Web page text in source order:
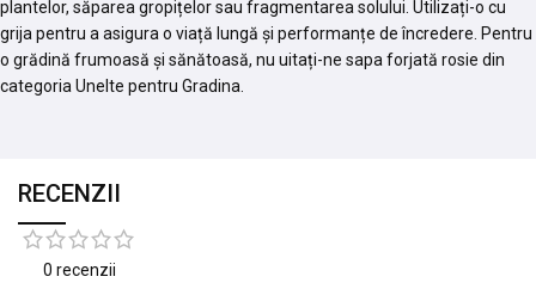
plantelor, săparea gropițelor sau fragmentarea solului. Utilizați-o cu
grija pentru a asigura o viață lungă și performanțe de încredere. Pentru
o grădină frumoasă și sănătoasă, nu uitați-ne sapa forjată rosie din
categoria Unelte pentru Gradina.
RECENZII
0 recenzii